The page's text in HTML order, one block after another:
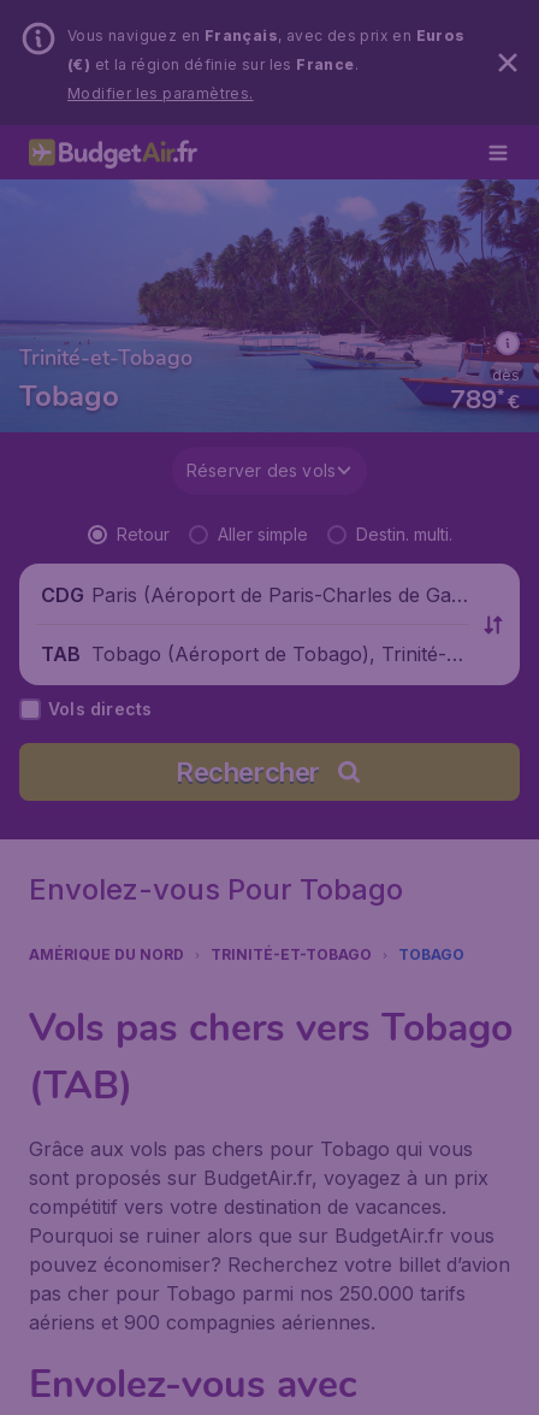
Vous naviguez en Français, avec des prix en Euros
(€) et la région définie sur les France.
Modifier les paramètres.
Trinité-et-Tobago
Tobago €
789*
dès
Réserver des vols
Retour Aller simple Destin. multi.
CDG Paris (Aéroport de Paris-Charles de Gaul
TAB Tobago (Aéroport de Tobago), Trinité-et
-Tobago
Vols directs
Rechercher
Envolez-vous Pour Tobago
AMÉRIQUE DU NORD TRINITÉ-ET-TOBAGO TOBAGO
Vols pas chers vers Tobago
(TAB)
Grâce aux vols pas chers pour Tobago qui vous
sont proposés sur BudgetAir.fr, voyagez à un prix
compétitif vers votre destination de vacances.
Pourquoi se ruiner alors que sur BudgetAir.fr vous
pouvez économiser? Recherchez votre billet d’avion
pas cher pour Tobago parmi nos 250.000 tarifs
aériens et 900 compagnies aériennes.
Envolez-vous avec